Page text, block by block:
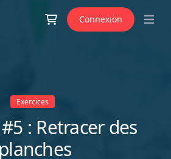
Connexion Open
Exercices
: Retracer des
planches